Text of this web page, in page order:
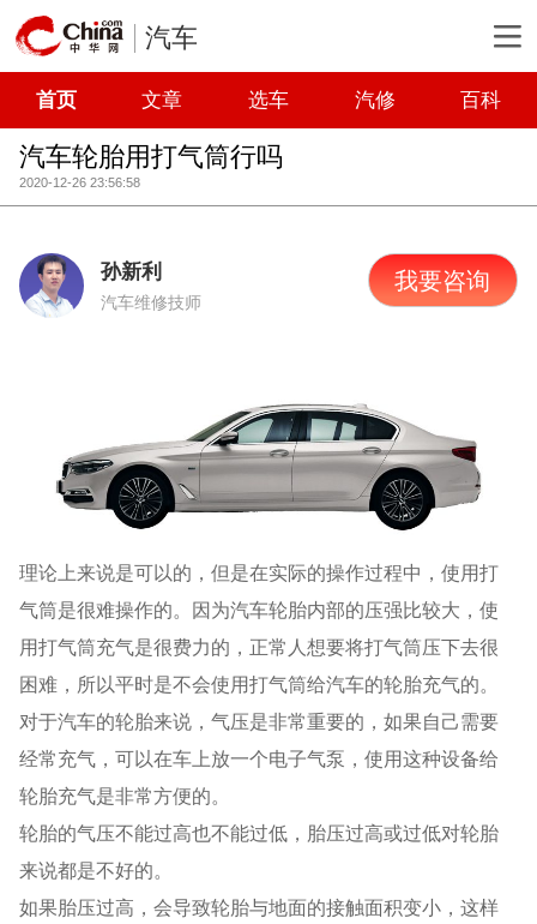
汽车
首页 文章 选车 汽修 百科
汽车轮胎用打气筒行吗
2020-12-26 23:56:58
孙新利
汽车维修技师
我要咨询
理论上来说是可以的，但是在实际的操作过程中，使用打
气筒是很难操作的。因为汽车轮胎内部的压强比较大，使
用打气筒充气是很费力的，正常人想要将打气筒压下去很
困难，所以平时是不会使用打气筒给汽车的轮胎充气的。
对于汽车的轮胎来说，气压是非常重要的，如果自己需要
经常充气，可以在车上放一个电子气泵，使用这种设备给
轮胎充气是非常方便的。
轮胎的气压不能过高也不能过低，胎压过高或过低对轮胎
来说都是不好的。
如果胎压过高，会导致轮胎与地面的接触面积变小，这样